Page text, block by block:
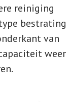
reiniging
bestrating
van
weer